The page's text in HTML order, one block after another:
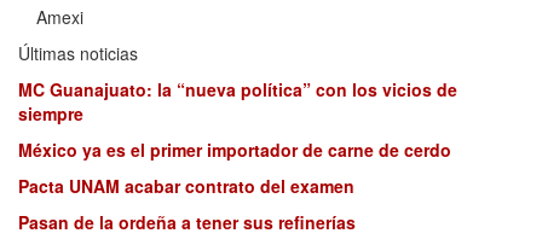
Amexi
Últimas noticias
MC Guanajuato: la “nueva política” con los vicios de
siempre
México ya es el primer importador de carne de cerdo
Pacta UNAM acabar contrato del examen
Pasan de la ordeña a tener sus refinerías